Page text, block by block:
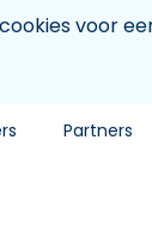
voor
Partners